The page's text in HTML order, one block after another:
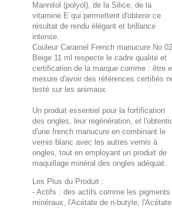
Mannitol (polyol), de la Silice, de la
vitamine E qui permettent d'obtenir ce
résultat de rendu élégant et brillance
intense.
Couleur Caramel French manucure No
Beige 11 ml respecte le cadre qualité et
certification de la marque comme : être
mesure d'avoir des références certifiés
testé sur les animaux.
Un produit essentiel pour la fortification
des ongles, leur regénération, et
d'une french manucure en combinant le
vernis blanc avec les autres vernis à
ongles, tout en employant un produit de
maquillage minéral des ongles adéquat.
Les Plus du Produit :
- Actifs : des actifs comme les pigments
minéraux, l'Acétate de n-butyle, l'Acétate